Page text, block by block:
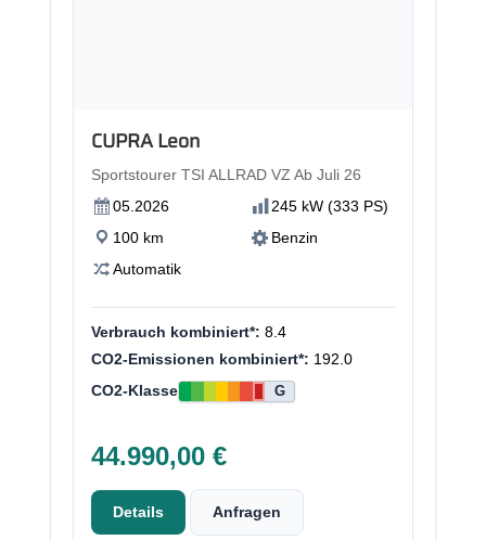
CUPRA Leon
Sportstourer TSI ALLRAD VZ Ab Juli 26
05.2026
245 kW (333 PS)
100 km
Benzin
Automatik
Verbrauch kombiniert*: 8.4
CO2-Emissionen kombiniert*: 192.0
CO2-Klasse
G
44.990,00 €
Details Anfragen